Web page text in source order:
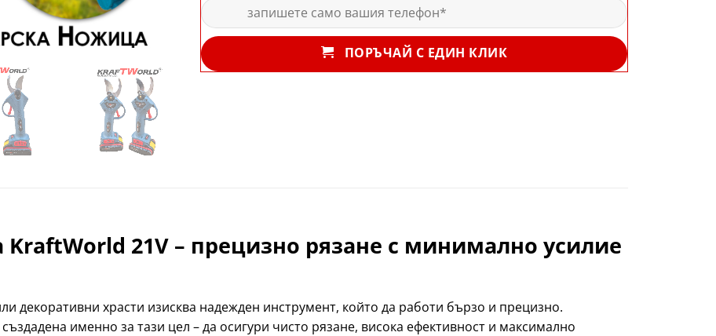
ПОРЪЧАЙ С ЕДИН КЛИК
21V – прецизно рязане с минимално усилие
декоративни храсти изисква надежден инструмент, който да работи бързо и прецизно.
създадена именно за тази цел – да осигури чисто рязане, висока ефективност и максимално